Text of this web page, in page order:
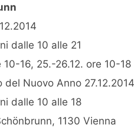
dalle 10 alle 21
10-16, 25.-26.12. ore 10-18
del Nuovo Anno
dalle 10 alle 18
1130 Vienna